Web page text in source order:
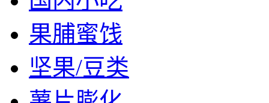
果脯蜜饯
坚果/豆类